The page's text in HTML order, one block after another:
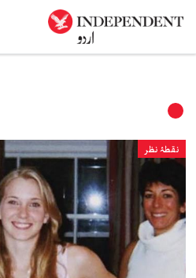
نقطۂ نظر